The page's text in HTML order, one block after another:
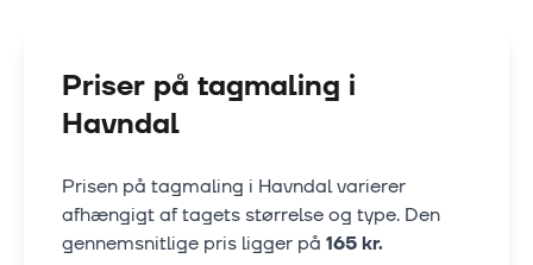
Priser på tagmaling i
Havndal
Prisen på tagmaling i Havndalvarierer
afhængigt af tagets størrelse og type. Den
gennemsnitlige pris ligger på 165kr.